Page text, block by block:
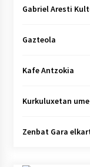
Gabriel Aresti
Gazteola
Kafe Antzokia
Kurkuluxetan
Zenbat Gara